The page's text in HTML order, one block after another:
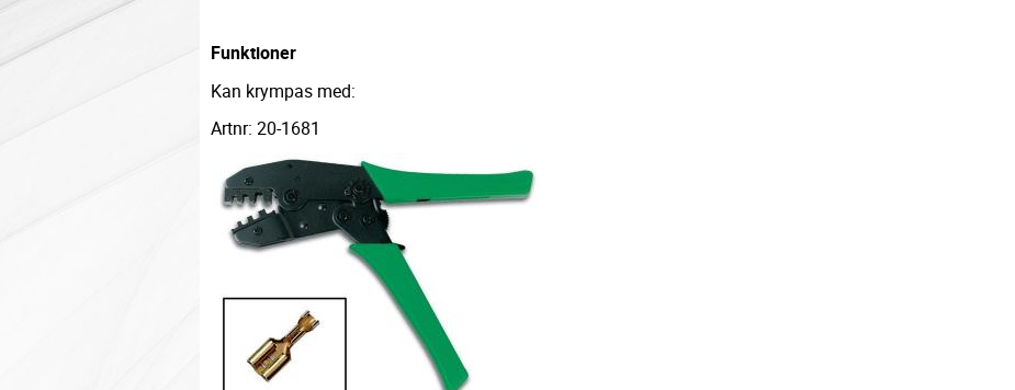
Funktioner
Kan krympas med:
Artnr: 20-1681